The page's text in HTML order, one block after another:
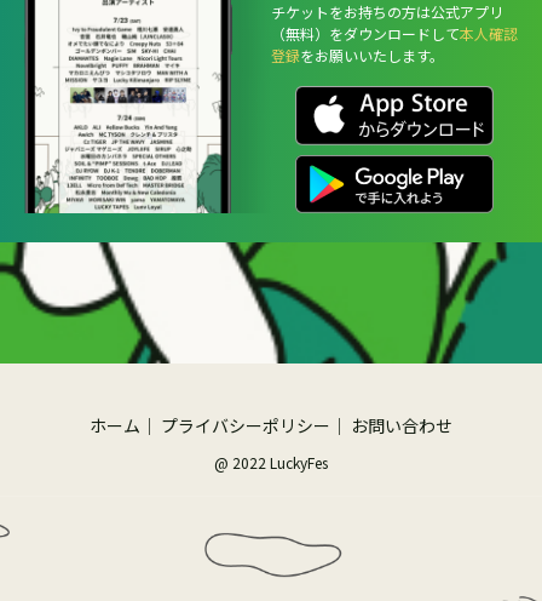
チケットをお持ちの方は公式アプリ
（無料）をダウンロードして本人確認
登録をお願いいたします。
ホーム ｜ プライバシーポリシー ｜ お問い合わせ
@ 2022 LuckyFes